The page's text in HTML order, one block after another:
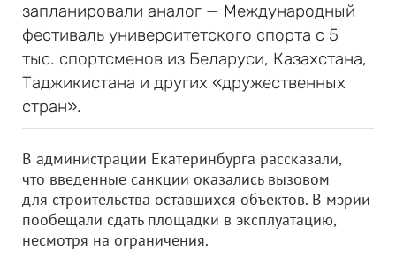
запланировали аналог — Международный
фестиваль университетского спорта с 5
тыс. спортсменов из Беларуси, Казахстана,
Таджикистана и других «дружественных
стран».
В администрации Екатеринбурга рассказали,
что введенные санкции оказались вызовом
для строительства оставшихся объектов. В мэрии
пообещали сдать площадки в эксплуатацию,
несмотря на ограничения.